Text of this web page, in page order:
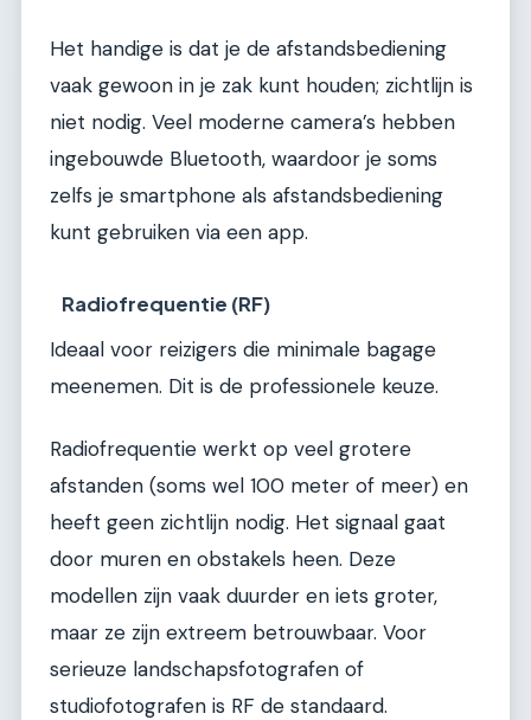
Het handige is dat je de afstandsbediening
vaak gewoon in je zak kunt houden; zichtlijn is
niet nodig. Veel moderne camera’s hebben
ingebouwde Bluetooth, waardoor je soms
zelfs je smartphone als afstandsbediening
kunt gebruiken via een app.
Radiofrequentie (RF)
Ideaal voor reizigers die minimale bagage
meenemen. Dit is de professionele keuze.
Radiofrequentie werkt op veel grotere
afstanden (soms wel 100 meter of meer) en
heeft geen zichtlijn nodig. Het signaal gaat
door muren en obstakels heen. Deze
modellen zijn vaak duurder en iets groter,
maar ze zijn extreem betrouwbaar. Voor
serieuze landschapsfotografen of
studiofotografen is RF de standaard.